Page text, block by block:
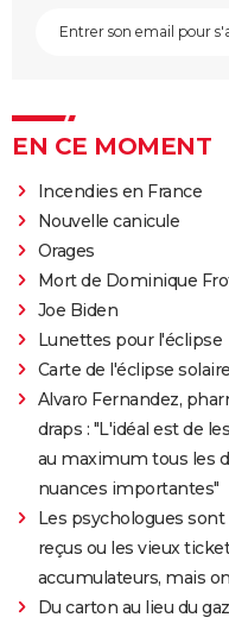
EN CE MOMENT
Incendies en France
Nouvelle canicule
Orages
Mort de Dominique
Joe Biden
Lunettes pour l'éclipse
Carte de l'éclipse
Alvaro Fernandez,
draps : "L'idéal est de
au maximum tous les
nuances importantes"
Les psychologues
reçus ou les vieux
accumulateurs, mais
Du carton au lieu du